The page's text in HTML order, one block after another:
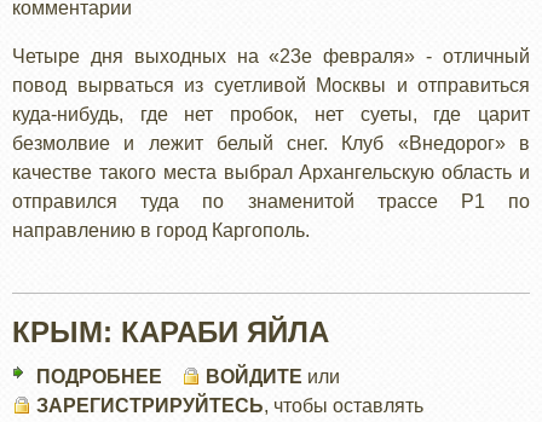
комментарии
Четыре дня выходных на «23е февраля» - отличный
повод вырваться из суетливой Москвы и отправиться
куда-нибудь, где нет пробок, нет суеты, где царит
безмолвие и лежит белый снег. Клуб «Внедорог» в
качестве такого места выбрал Архангельскую область и
отправился туда по знаменитой трассе Р1 по
направлению в город Каргополь.
КРЫМ: КАРАБИ ЯЙЛА
ПОДРОБНЕЕ
КРЫМ:
ВОЙДИТЕ или
ЗАРЕГИСТРИРУЙТЕСЬ, чтобы оставлять